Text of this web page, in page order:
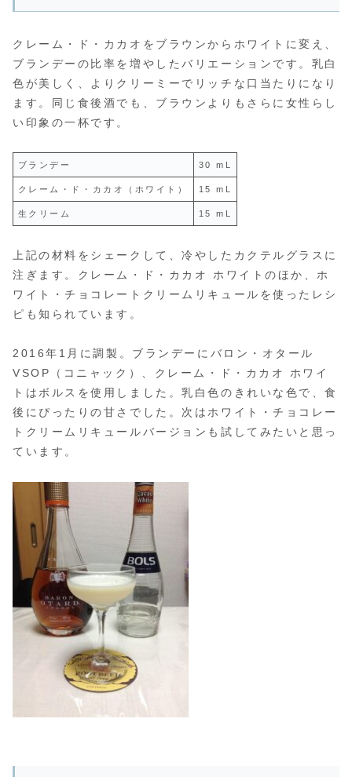
クレーム・ド・カカオをブラウンからホワイトに変え、
ブランデーの比率を増やしたバリエーションです。乳白
色が美しく、よりクリーミーでリッチな口当たりになり
ます。同じ食後酒でも、ブラウンよりもさらに女性らし
い印象の一杯です。
ブランデー 30 mL
クレーム・ド・カカオ（ホワイト） 15 mL
生クリーム 15 mL
上記の材料をシェークして、冷やしたカクテルグラスに
注ぎます。クレーム・ド・カカオ ホワイトのほか、ホ
ワイト・チョコレートクリームリキュールを使ったレシ
ピも知られています。
2016年1月に調製。ブランデーにバロン・オタール
VSOP（コニャック）、クレーム・ド・カカオ ホワイ
トはボルスを使用しました。乳白色のきれいな色で、食
後にぴったりの甘さでした。次はホワイト・チョコレー
トクリームリキュールバージョンも試してみたいと思っ
ています。